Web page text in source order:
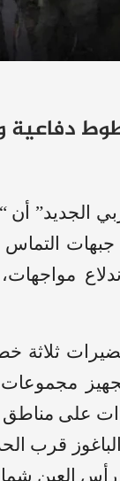
دفاعية
الجديد”
ثلاثة
على
قرب
العين